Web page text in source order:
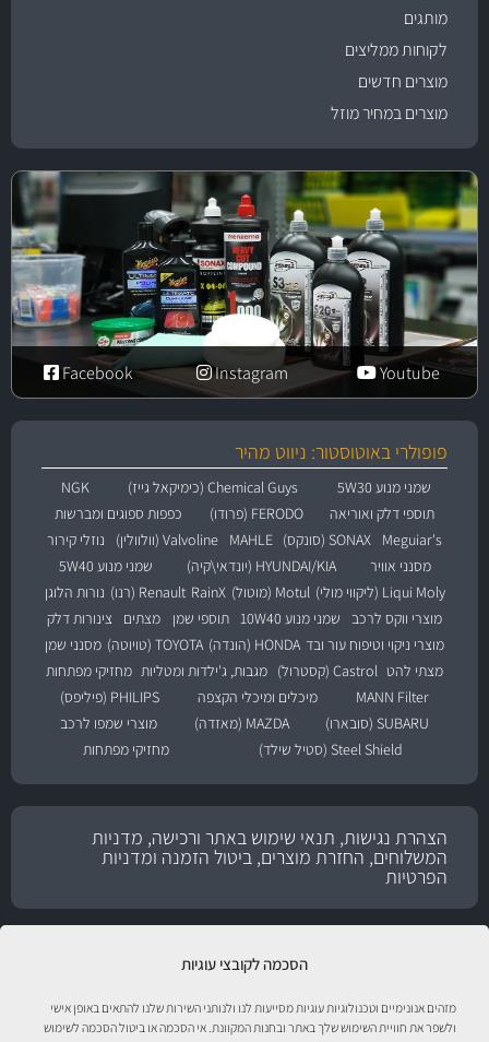
הסכמה לקובצי עוגיות
מזהים אנונימיים וטכנולוגיות עוגיות מסייעות לנו ולנותני השירות שלנו להתאים באופן אישי
ולשפר את חוויית השימוש שלך באתר ובחנות המקוונת. אי הסכמה או ביטול הסכמה לשימוש
מותגים
לקוחות ממליצים
מוצרים חדשים
מוצרים במחיר מוזל
Youtube
Instagram
Facebook
פופולרי באוטוסטור: ניווט מהיר
שמני מנוע 5W30 Chemical Guys (כימיקאל גייז)
NGK
תוספי דלק ואוריאה
FERODO (פרודו)
כפפות ספוגים ומברשות
Meguiar's
SONAX (סונקס) MAHLE Valvoline (וולוולין)
נוזלי קירור
מסנני אוויר
HYUNDAI/KIA (יונדאי\קיה)
שמני מנוע 5W40
Liqui Moly (ליקווי מולי)
Motul (מוטול) RainX Renault (רנו)
נורות הלוגן
מוצרי ווקס לרכב
שמני מנוע 10W40 תוספי שמן מצתים
צינורות דלק
מוצרי ניקוי וטיפוח עור ובד HONDA (הונדה) TOYOTA (טויוטה)
מסנני שמן
מצתי להט Castrol (קסטרול) מגבות, ג'ילדות ומטליות מחזיקי מפתחות
MANN Filter
מיכלים ומיכלי הקצפה
PHILIPS (פיליפס)
SUBARU (סובארו)
MAZDA (מאזדה)
מוצרי שמפו לרכב
Steel Shield (סטיל שילד)
מחזיקי מפתחות
הצהרת נגישות, תנאי שימוש באתר ורכישה, מדניות
המשלוחים, החזרת מוצרים, ביטול הזמנה ומדניות
הפרטיות